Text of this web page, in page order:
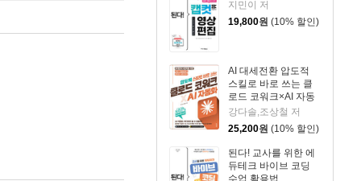
지민이 저
19,800원 (10% 할인)
AI 대세전환 압도적
스킬로 바로 쓰는 클
로드 코워크×AI 자동
화
강다솔,조상철 저
25,200원 (10% 할인)
된다! 교사를 위한 에
듀테크 바이브 코딩
수업 활용법